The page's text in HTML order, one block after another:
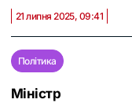
21 липня 2025, 09:41
Політика
Міністр